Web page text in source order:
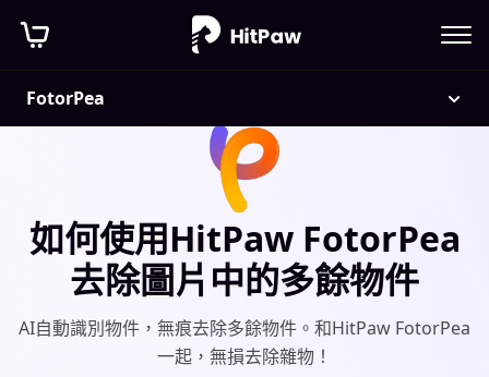
FotorPea
如何使用HitPaw FotorPea
去除圖片中的多餘物件
AI自動識別物件，無痕去除多餘物件。和HitPaw FotorPea
一起，無損去除雜物！